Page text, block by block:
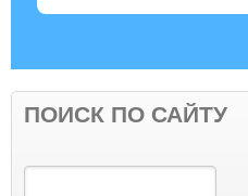
ПОИСК ПО САЙТУ
Поиск